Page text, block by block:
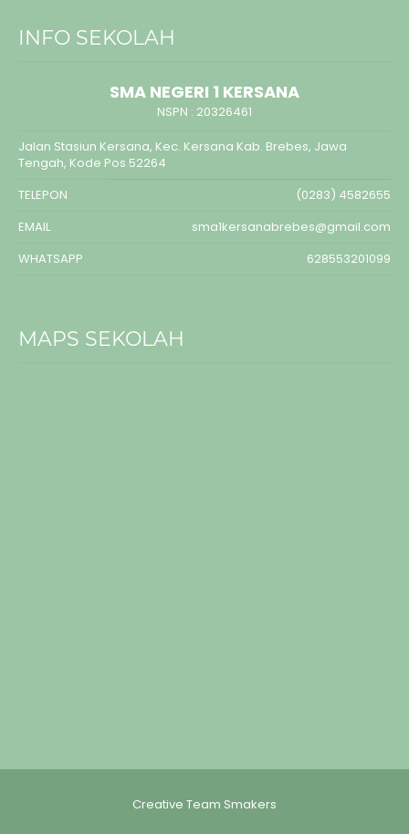
INFO SEKOLAH
SMA NEGERI 1 KERSANA
NSPN : 20326461
Jalan Stasiun Kersana, Kec. Kersana Kab. Brebes, Jawa
Tengah, Kode Pos 52264
TELEPON
(0283) 4582655
EMAIL
sma1kersanabrebes@gmail.com
WHATSAPP
628553201099
MAPS SEKOLAH
Creative Team Smakers